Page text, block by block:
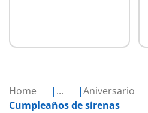
Home ...
Aniversario
Cumpleaños de sirenas